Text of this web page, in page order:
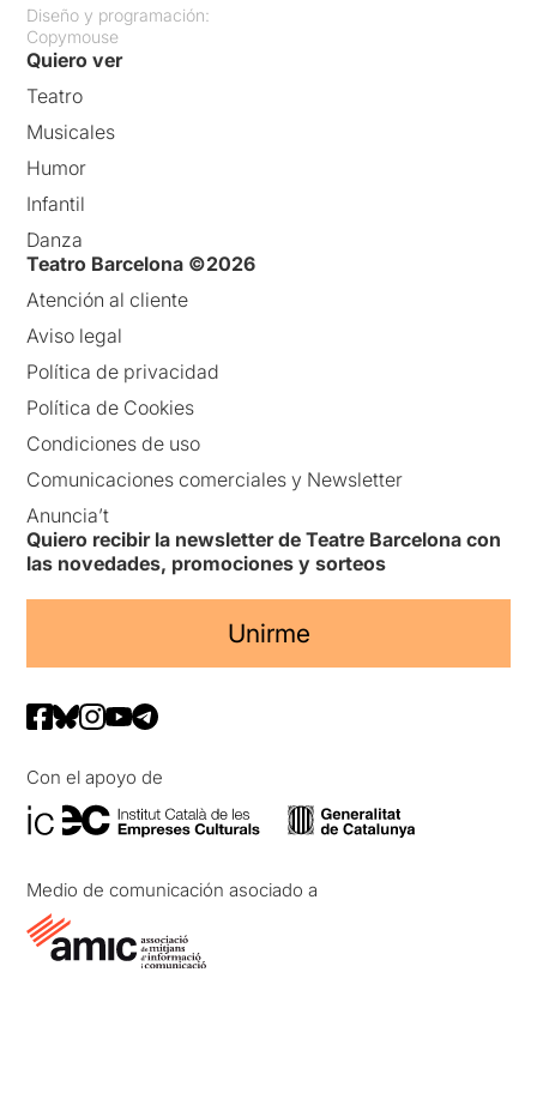
Diseño y programación:
Copymouse
Quiero ver
Teatro
Musicales
Humor
Infantil
Danza
Teatro Barcelona ©2026
Atención al cliente
Aviso legal
Política de privacidad
Política de Cookies
Condiciones de uso
Comunicaciones comerciales y Newsletter
Anuncia’t
Quiero recibir la newsletter de Teatre Barcelona con
las novedades, promociones y sorteos
Unirme
Con el apoyo de
Medio de comunicación asociado a